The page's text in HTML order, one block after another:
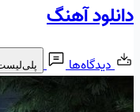
دانلود آهنگ
دیدگاه‌ها